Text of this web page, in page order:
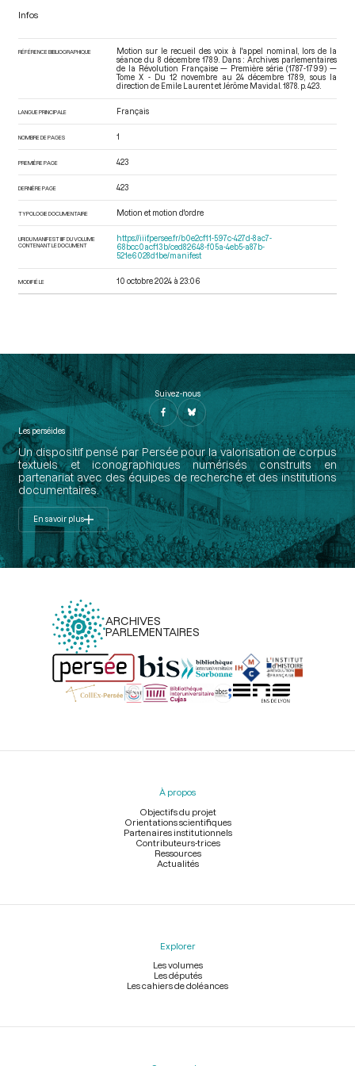
Infos
RÉFÉRENCE BIBLIOGRAPHIQUE
Motion sur le recueil des voix à l'appel nominal, lors de la
séance du 8 décembre 1789. Dans : Archives parlementaires
de la Révolution Française — Première série (1787-1799) —
Tome X - Du 12 novembre au 24 décembre 1789
, sous la
direction de Emile Laurent et Jérôme Mavidal. 1878. p. 423.
LANGUE PRINCIPALE Français
NOMBRE DE PAGES 1
PREMIÈRE PAGE 423
DERNIÈRE PAGE 423
TYPOLOGIE DOCUMENTAIRE Motion et motion d'ordre
URI DU MANIFEST IIIF DU VOLUME
CONTENANT LE DOCUMENT
https://iiif.persee.fr/b0e2cf11-597c-427d-8ac7-
68bcc0acf13b/ced82648-f05a-4eb5-a87b-
521e6028d1be/manifest
MODIFIÉ LE 10 octobre 2024 à 23:06
Suivez-nous
Les perséides
Un dispositif pensé par Persée pour la valorisation de corpus
textuels et iconographiques numérisés construits en
partenariat avec des équipes de recherche et des institutions
documentaires.
En savoir plus
ARCHIVES
PARLEMENTAIRES
Menu
À propos
Objectifs du projet
Orientations scientifiques
Partenaires institutionnels
Contributeurs-trices
Ressources
Actualités
Explorer
Les volumes
Les députés
Les cahiers de doléances